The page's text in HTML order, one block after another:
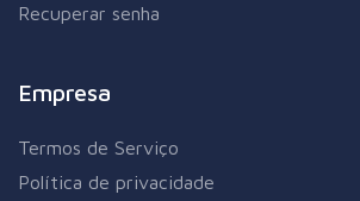
Recuperar senha
Empresa
Termos de Serviço
Política de privacidade